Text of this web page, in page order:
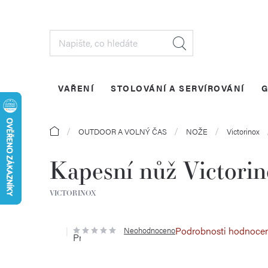
VAŘENÍ STOLOVÁNÍ A SERVÍROVÁNÍ
DomůOUTDOOR A VOLNÝ ČAS NOŽE Victorinox
Kapesní nůž
VICTORINOX
Průměrné
hodnocení
NeohodnocenoPodrobnosti